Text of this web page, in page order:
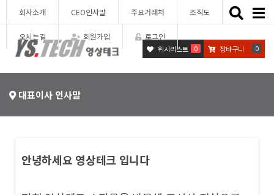
회사소개 CEO인사말 주요거래처 조직도
오시는길 회원가입 로그인
Toggle
위시리스트 0 장바구니 0
대표이사 인사말
안녕하세요 영상테크 입니다